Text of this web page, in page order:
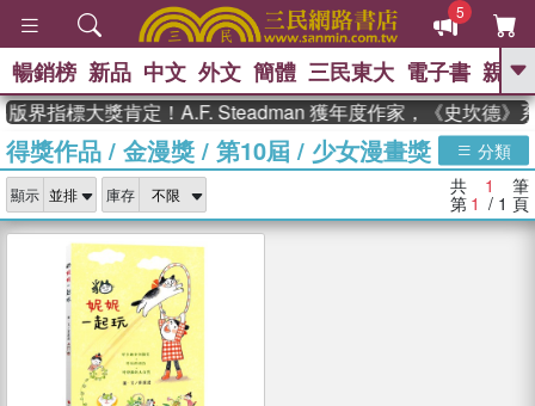
5
GO
熱搜： 東野圭吾 、 高希均教授回憶錄
、 The Odyssey 、 父親節 、 如果歷
國際布克
獎 臺灣漫遊錄 、 方念華 、 台灣的李
暢銷榜 新品 中文 外文 簡體 三民東大 電子書 親子
界指標大獎肯定！A.F. Steadman 獲年度作家，《史坎德》
得獎作品 / 金漫獎 / 第10屆 / 少女漫畫獎 分類
顯示 庫存 共 1 筆
第 1 / 1 頁